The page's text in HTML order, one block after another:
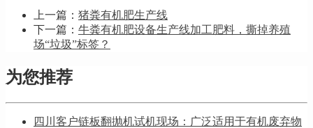
上一篇： 猪粪有机肥生产线
下一篇： 牛粪有机肥设备生产线加工肥料，撕掉养殖
场“垃圾”标签？
为您推荐
四川客户链板翻抛机试机现场：广泛适用于有机废弃物